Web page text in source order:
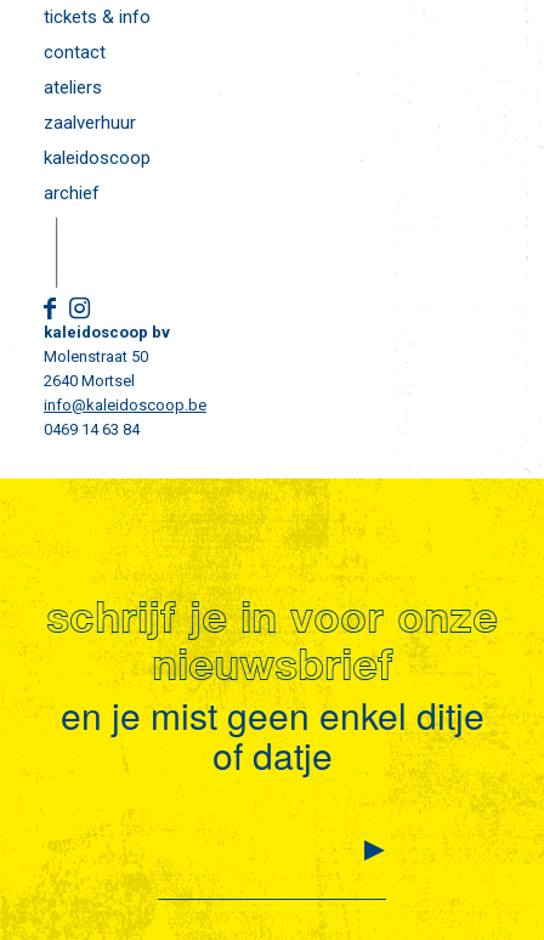
tickets & info
contact
ateliers
zaalverhuur
kaleidoscoop
archief
kaleidoscoop bv
Molenstraat 50
2640 Mortsel
info@kaleidoscoop.be
0469 14 63 84
schrijf je in voor onze
nieuwsbrief
en je mist geen enkel ditje
of datje